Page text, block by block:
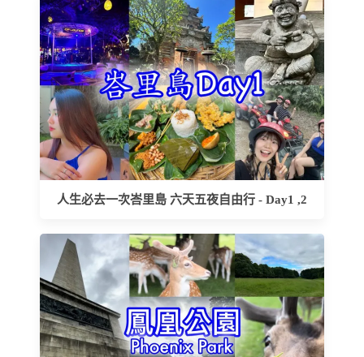
人生必去一次峇里島 六天五夜自由行 - Day1 ,2